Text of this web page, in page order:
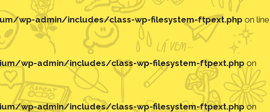
wp-admin/includes/class-wp-filesystem-ftpext.phpon line
wp-admin/includes/class-wp-filesystem-ftpext.phpon
wp-admin/includes/class-wp-filesystem-ftpext.phpon